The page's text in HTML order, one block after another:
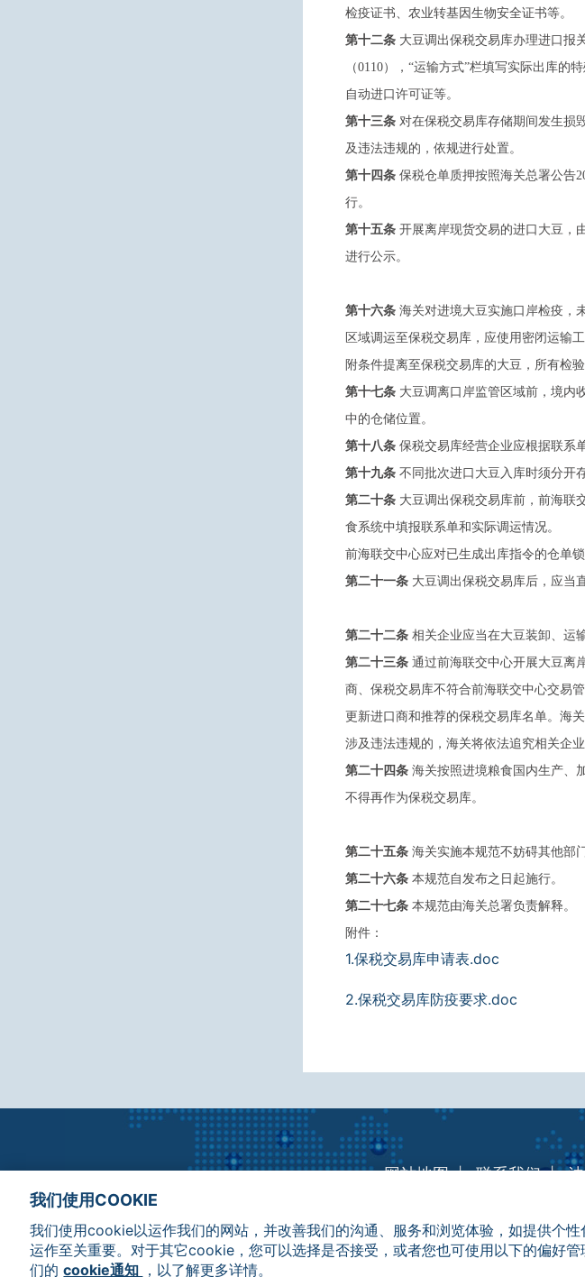
我们使用COOKIE
我们使用cookie以运作我们的网站，并改善我们的沟通、服务和浏览体验，如提供个
运作至关重要。对于其它cookie，您可以选择是否接受，或者您也可使用以下的偏好
们的cookie通知 ，以了解更多详情。
检疫证书、农业转基因生物安全证书等。
第十二条 大豆调出保税交易库办理进口报
（0110），“运输方式”栏填写实际出库
自动进口许可证等。
第十三条 对在保税交易库存储期间发生损
及违法违规的，依规进行处置。
第十四条 保税仓单质押按照海关总署公告
行。
第十五条 开展离岸现货交易的进口大豆，
进行公示。
第十六条 海关对进境大豆实施口岸检疫，
区域调运至保税交易库，应使用密闭运输工
附条件提离至保税交易库的大豆，所有检
第十七条 大豆调离口岸监管区域前，境内
中的仓储位置。
第十八条 保税交易库经营企业应根据联系
第十九条 不同批次进口大豆入库时须分开
第二十条 大豆调出保税交易库前，前海联
食系统中填报联系单和实际调运情况。
前海联交中心应对已生成出库指令的仓单
第二十一条 大豆调出保税交易库后，应当
第二十二条 相关企业应当在大豆装卸、运
第二十三条 通过前海联交中心开展大豆离
商、保税交易库不符合前海联交中心交易
更新进口商和推荐的保税交易库名单。海
涉及违法违规的，海关将依法追究相关企业
第二十四条 海关按照进境粮食国内生产、
不得再作为保税交易库。
第二十五条 海关实施本规范不妨碍其他部
第二十六条 本规范自发布之日起施行。
第二十七条 本规范由海关总署负责解释。
附件：
1.保税交易库申请表.doc
2.保税交易库防疫要求.doc
网站地图 联系我们
粤ICP备17008009号